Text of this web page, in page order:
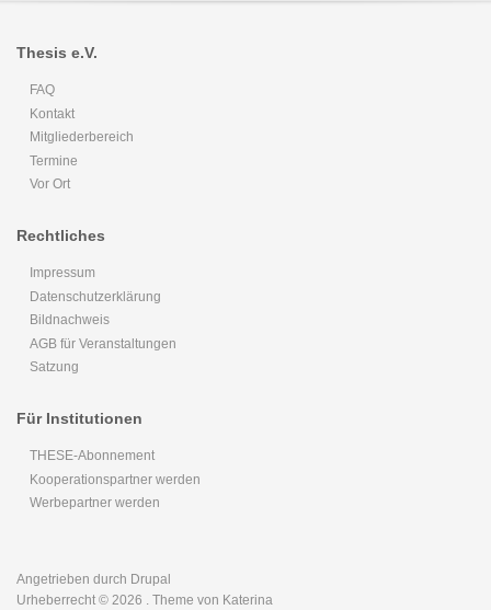
Thesis e.V.
FAQ
Kontakt
Mitgliederbereich
Termine
Vor Ort
Rechtliches
Impressum
Datenschutzerklärung
Bildnachweis
AGB für Veranstaltungen
Satzung
Für Institutionen
THESE-Abonnement
Kooperationspartner werden
Werbepartner werden
Angetrieben durch Drupal
Urheberrecht © 2026 . Theme von Katerina